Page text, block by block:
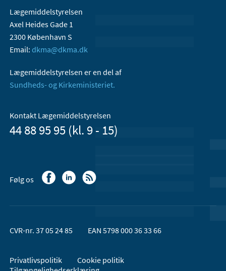
Lægemiddelstyrelsen
Axel Heides Gade 1
2300 København S
Email: dkma@dkma.dk
Lægemiddelstyrelsen er en del af
Sundheds- og Kirkeministeriet.
Kontakt Lægemiddelstyrelsen
44 88 95 95 (kl. 9 - 15)
Følg os
CVR-nr. 37 05 24 85 EAN 5798 000 36 33 66
Privatlivspolitik
Cookie politik